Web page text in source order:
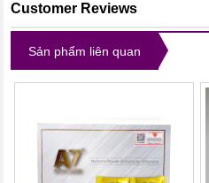
Customer Reviews
Sản phẩm liên quan